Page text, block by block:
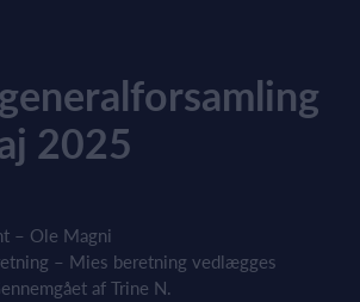
2025
– Ole Magni
– Mies beretning vedlægges
af Trine N.